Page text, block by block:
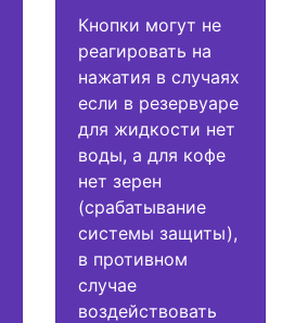
Кнопки могут не
реагировать на
нажатия в случаях
если в резервуаре
для жидкости нет
воды, а для кофе
нет зерен
(срабатывание
системы защиты),
в противном
случае
воздействовать